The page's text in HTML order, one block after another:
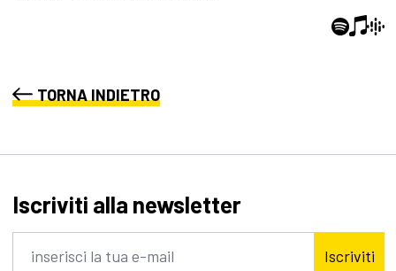
TORNA INDIETRO
Iscriviti alla newsletter
Iscriviti